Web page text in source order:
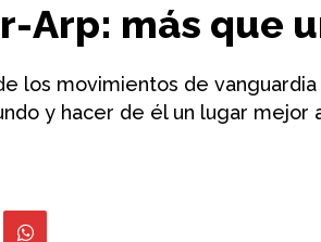
Arp: más que
los movimientos de
y hacer de él un lugar mejor